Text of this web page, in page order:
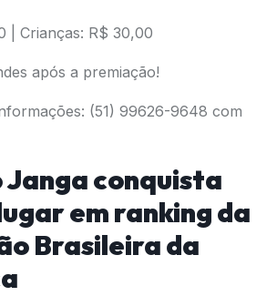
| Crianças: R$ 30,00
após a premiação!
(51) 99626-9648 com
conquista
em ranking da
Brasileira da